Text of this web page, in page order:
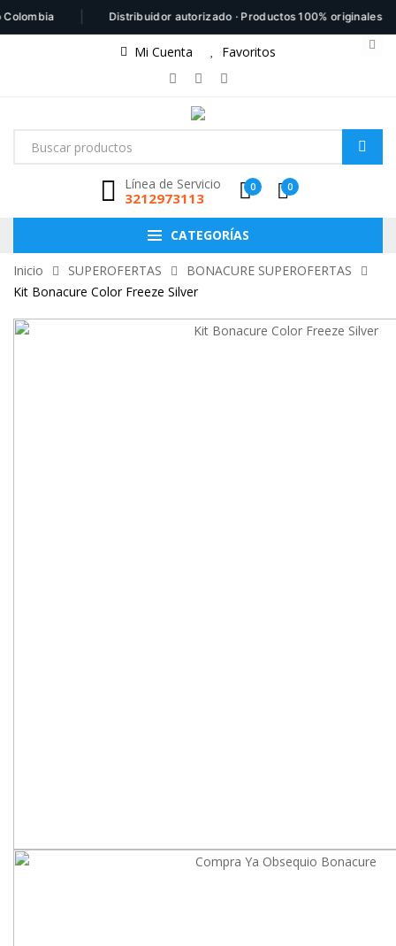
| Distribuidor autorizado · Productos 100% originales |
Mi Cuenta Favoritos
Línea de Servicio
3212973113
0 0
CATEGORÍAS
Inicio SUPEROFERTAS
BONACURE SUPEROFERTAS
Kit Bonacure Color Freeze Silver